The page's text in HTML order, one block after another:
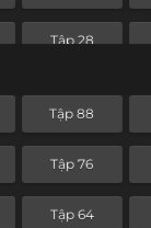
Tập 28
Tập 88
Tập 76
Tập 64